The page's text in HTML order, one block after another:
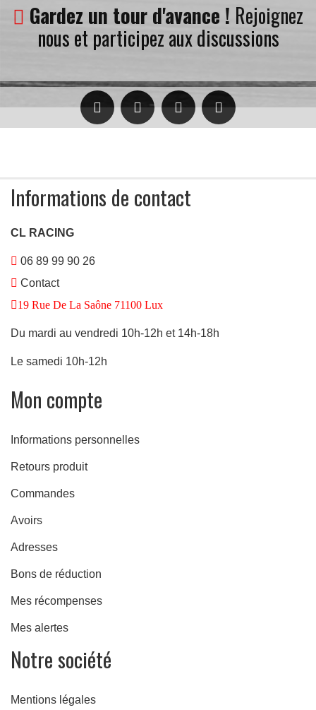
Gardez un tour d'avance ! Rejoignez
nous et participez aux discussions
Informations de contact
CL RACING
06 89 99 90 26
Contact
19 Rue De La Saône 71100 Lux
Du mardi au vendredi 10h-12h et 14h-18h
Le samedi 10h-12h
Mon compte
Informations personnelles
Retours produit
Commandes
Avoirs
Adresses
Bons de réduction
Mes récompenses
Mes alertes
Notre société
Mentions légales